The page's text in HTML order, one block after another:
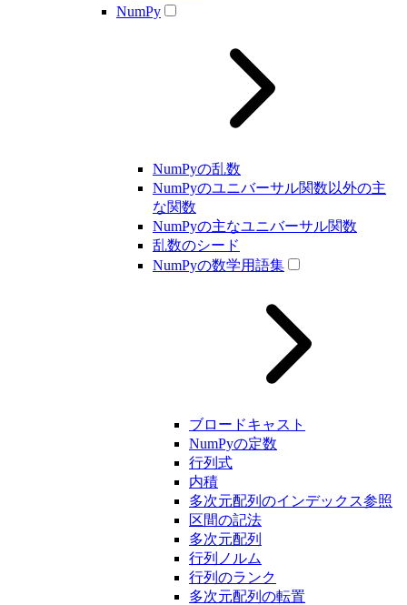
NumPy
NumPyの乱数
NumPyのユニバーサル関数以外の主
な関数
NumPyの主なユニバーサル関数
乱数のシード
NumPyの数学用語集
ブロードキャスト
NumPyの定数
行列式
内積
多次元配列のインデックス参照
区間の記法
多次元配列
行列ノルム
行列のランク
多次元配列の転置